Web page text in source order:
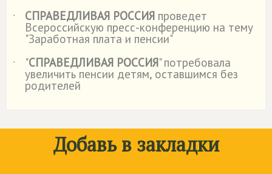
˙
СПРАВЕДЛИВАЯ РОССИЯ проведет
Всероссийскую пресс-конференцию на тему
"Заработная плата и пенсии"
˙
"СПРАВЕДЛИВАЯ РОССИЯ" потребовала
увеличить пенсии детям, оставшимся без
родителей
Добавь в закладки